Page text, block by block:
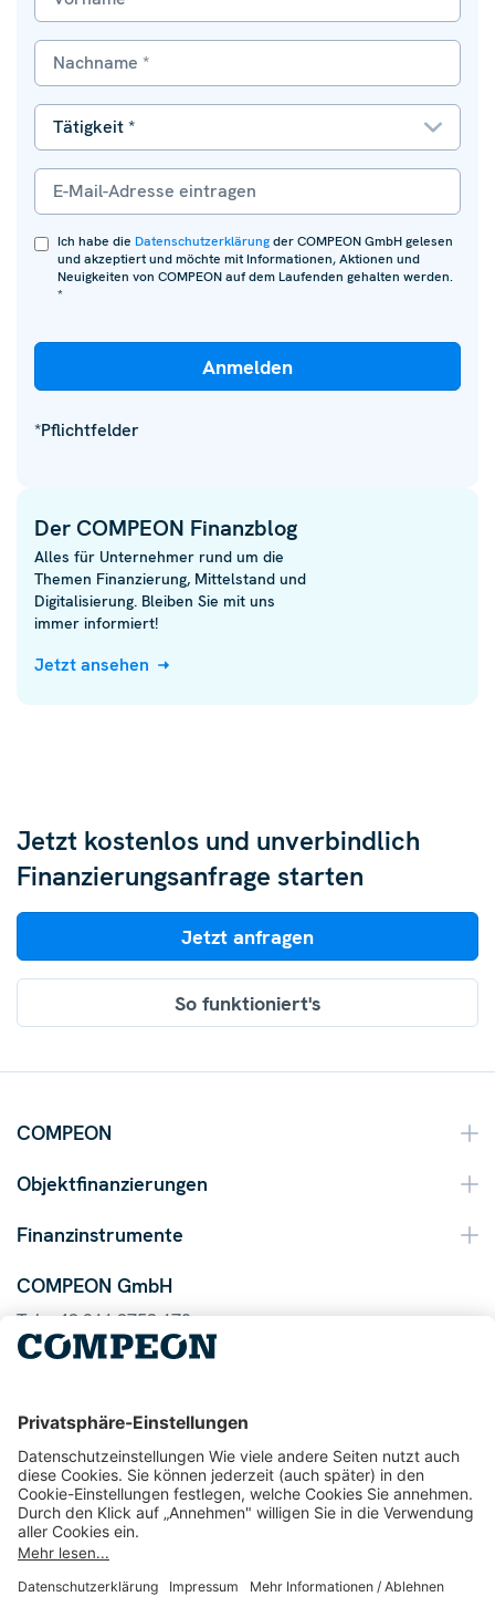
Ich habe die Datenschutzerklärungder COMPEON GmbH gelesen
und akzeptiert und möchte mit Informationen, Aktionen und
Neuigkeiten von COMPEON auf dem Laufenden gehalten werden.
*
*Pflichtfelder
Der COMPEON Finanzblog
Alles für Unternehmer rund um die
Themen Finanzierung, Mittelstand und
Digitalisierung. Bleiben Sie mit uns
immer informiert!
Jetzt ansehen
Jetzt kostenlos und unverbindlich
Finanzierungsanfrage starten
Jetzt anfragen
So funktioniert's
COMPEON
Objektfinanzierungen
Finanzinstrumente
COMPEON GmbH
Tel. +49 211 9753 170
Mail info@compeon.de
© 2026 COMPEON GmbH